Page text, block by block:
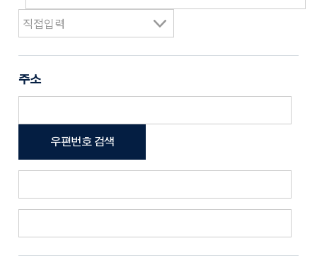
주소
우편번호 검색